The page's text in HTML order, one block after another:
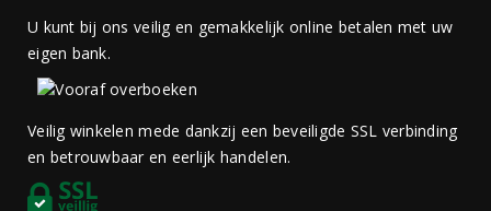
U kunt bij ons veilig en gemakkelijk online betalen met uw
eigen bank.
Veilig winkelen mede dankzij een beveiligde SSL verbinding
en betrouwbaar en eerlijk handelen.